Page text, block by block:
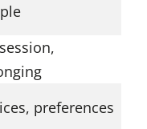
preferences